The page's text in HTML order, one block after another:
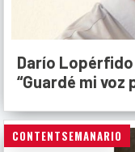
Darío Lopérfido
“Guardé mi voz
CONTENTSEMANARIO